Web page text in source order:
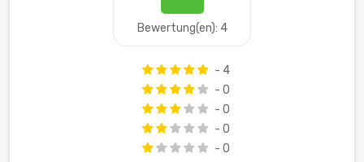
Bewertung(en): 4
- 4
- 0
- 0
- 0
- 0